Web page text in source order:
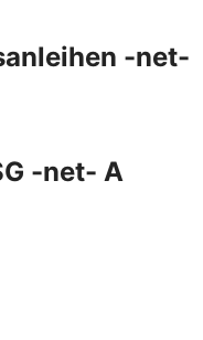
-net-
-net- A